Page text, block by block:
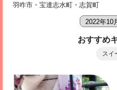
羽咋市・宝達志水町・志賀町
おすすめ
スイ